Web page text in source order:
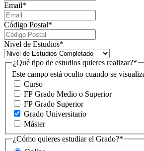
Email*
Código Postal*
Nivel de Estudios*
Este campo está oculto cuando se
¿Qué tipo de estudios quieres realizar?*
Curso
FP Grado Medio o Superior
FP Grado Superior
Grado Universitario
Máster
¿Cómo quieres estudiar el Grado?*